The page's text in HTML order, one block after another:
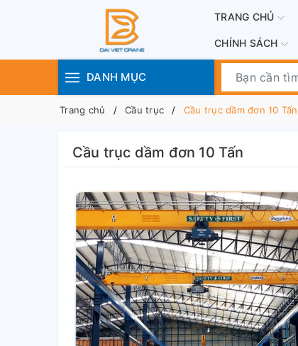
TRANG CHỦ
CHÍNH SÁCH
DANH MỤC
Trang chủ Cầu trục Cầu trục dầm đơn 10 Tấn
Cầu trục dầm đơn 10 Tấn